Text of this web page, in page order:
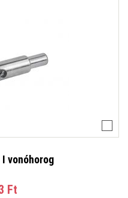
vonóhorog
Ft‎